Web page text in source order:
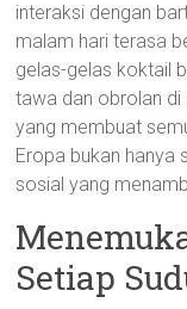
interaksi dengan
malam hari terasa
gelas-gelas koktail
tawa dan obrolan di
yang membuat
Eropa bukan hanya
sosial yang
Setiap